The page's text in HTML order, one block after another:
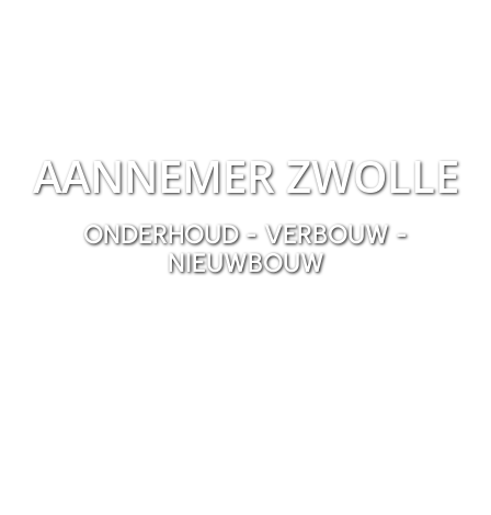
AANNEMER ZWOLLE
ONDERHOUD - VERBOUW -
NIEUWBOUW